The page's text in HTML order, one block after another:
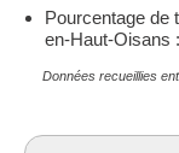
Pourcentage de
en-Haut-Oisans :
Données recueillies